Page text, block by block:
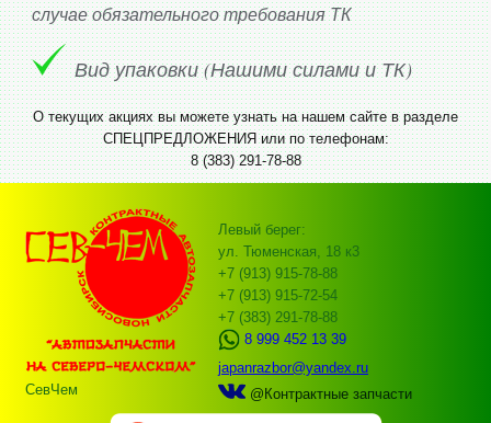
случае обязательного требования ТК
Вид упаковки (Нашими силами и ТК)
О текущих акциях вы можете узнать на нашем сайте в разделе
СПЕЦПРЕДЛОЖЕНИЯ или по телефонам:
8 (383) 291-78-88
СевЧем
Левый берег:
ул. Тюменская, 18 к3
+7 (913) 915-78-88
+7 (913) 915-72-54
+7 (383) 291-78-88
8 999 452 13 39
japanrazbor@yandex.ru
@Контрактные запчасти